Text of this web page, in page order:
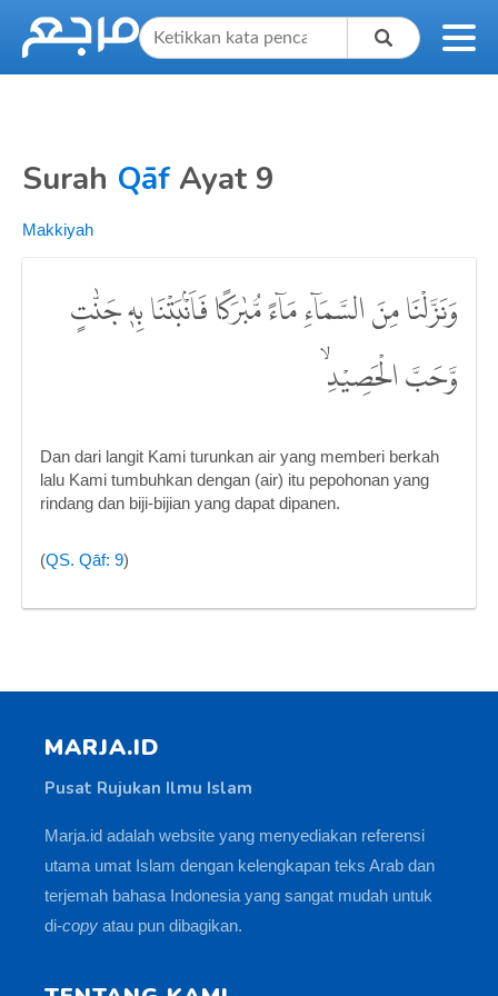
Surah QāfAyat 9
Makkiyah
وَنَزَّلْنَا مِنَ السَّمَاۤءِ مَاۤءً مُّبٰرَكًا فَاَنْۢبَتْنَا بِهٖ جَنّٰتٍ
وَّحَبَّ الْحَصِيْدِۙ
Dan dari langit Kami turunkan air yang memberi berkah
lalu Kami tumbuhkan dengan (air) itu pepohonan yang
rindang dan biji-bijian yang dapat dipanen.
(QS. Qāf: 9)
MARJA.ID
Pusat Rujukan Ilmu Islam
Marja.id adalah website yang menyediakan referensi
utama umat Islam dengan kelengkapan teks Arab dan
terjemah bahasa Indonesia yang sangat mudah untuk
di-copy atau pun dibagikan.